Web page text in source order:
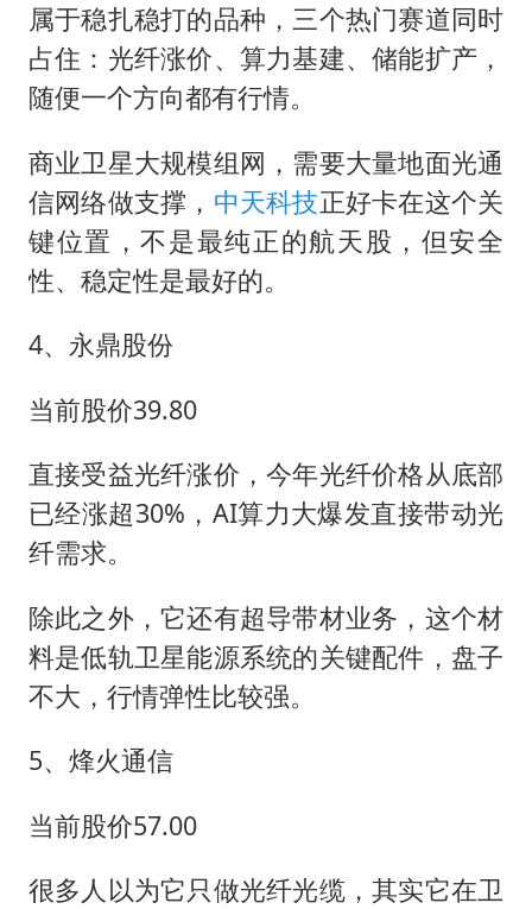
属于稳扎稳打的品种，三个热门赛道同时
占住：光纤涨价、算力基建、储能扩产，
随便一个方向都有行情。
商业卫星大规模组网，需要大量地面光通
信网络做支撑， 中天科技正好卡在这个关
键位置，不是最纯正的航天股，但安全
性、稳定性是最好的。
4、永鼎股份
当前股价39.80
直接受益光纤涨价，今年光纤价格从底部
已经涨超30%，AI算力大爆发直接带动光
纤需求。
除此之外，它还有超导带材业务，这个材
料是低轨卫星能源系统的关键配件，盘子
不大，行情弹性比较强。
5、烽火通信
当前股价57.00
很多人以为它只做光纤光缆，其实它在卫